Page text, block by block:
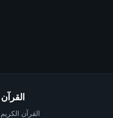
القرآن